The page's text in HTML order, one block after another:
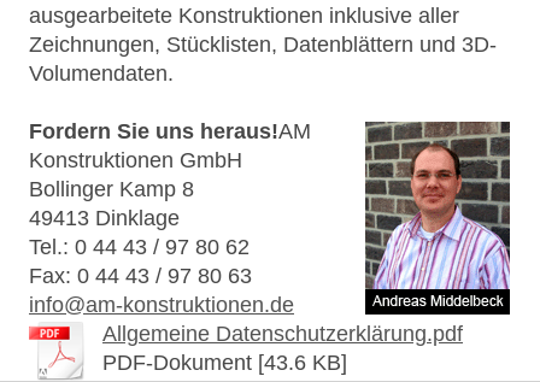
ausgearbeitete Konstruktionen inklusive aller
Zeichnungen, Stücklisten, Datenblättern und 3D-
Volumendaten.
Fordern Sie uns heraus!AM
Konstruktionen GmbH
Bollinger Kamp 8
49413 Dinklage
Tel.: 0 44 43 / 97 80 62
Fax: 0 44 43 / 97 80 63
info@am-konstruktionen.de
Allgemeine Datenschutzerklärung.pdf
PDF-Dokument [43.6 KB]